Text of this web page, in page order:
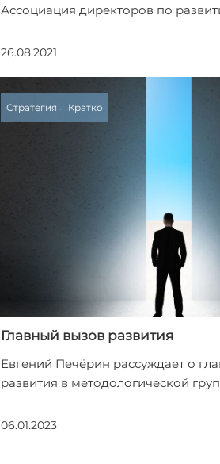
Ассоциация директоров по
26.08.2021
Стратегия Кратко
Главный вызов развития
Евгений Печёрин рассуждает о
развития в методологической
06.01.2023